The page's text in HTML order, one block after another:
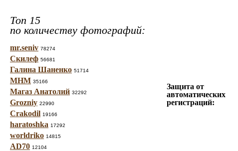
Топ 15
по количеству фотографий:
mr.seniv 78274
Скилеф 56681
Галина Шаненко 51714
МНМ 35166
Магаз Анатолий 32292
Grozniy 22990
Crakodil 19166
haratoshka 17292
worldriko 14815
AD70 12104
Защита от
автоматических
регистраций: